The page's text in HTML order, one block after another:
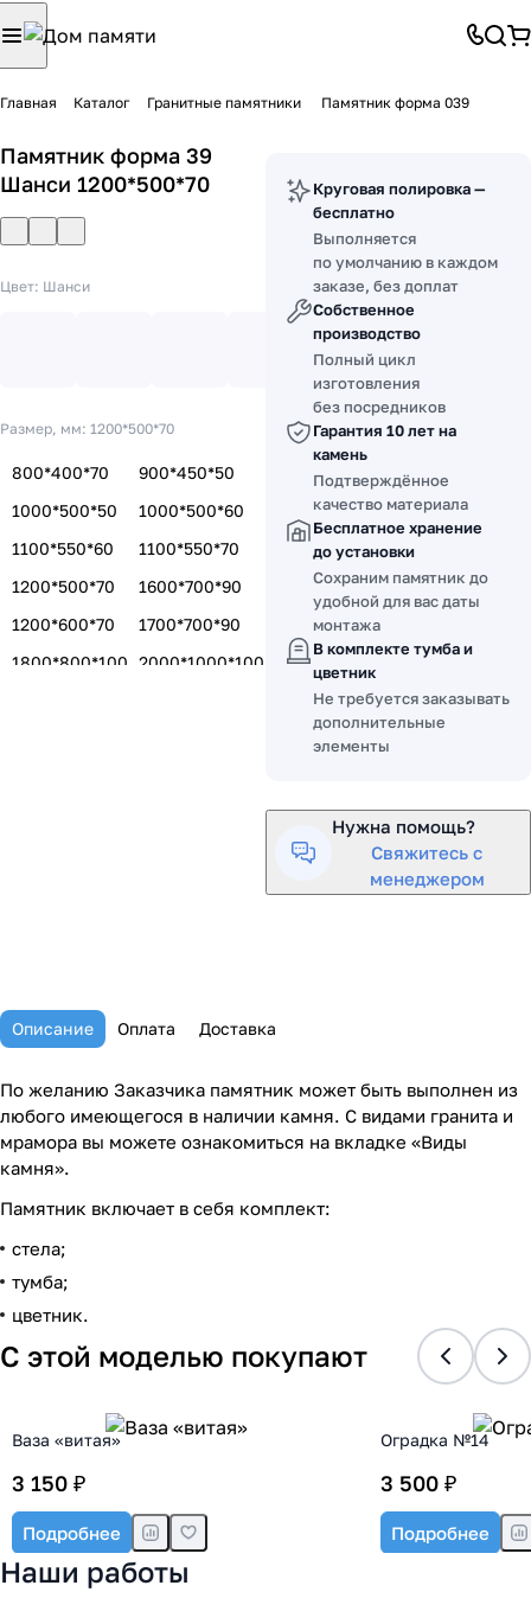
Главная Каталог Гранитные памятники Памятник форма 039
Памятник форма 39
Шанси 1200*500*70
Цвет: Шанси
Размер, мм: 1200*500*70
800*400*70
900*450*50
1000*500*50
1000*500*60
1100*550*60
1100*550*70
1200*500*70
1600*700*90
1200*600*70
1700*700*90
1800*800*100 2000*1000*100
Круговая полировка —
бесплатно
Выполняется
по умолчанию в каждом
заказе, без доплат
Собственное
производство
Полный цикл
изготовления
без посредников
Гарантия 10 лет на
камень
Подтверждённое
качество материала
Бесплатное хранение
до установки
Сохраним памятник до
удобной для вас даты
монтажа
В комплекте тумба и
цветник
Не требуется заказывать
дополнительные
элементы
Нужна помощь?
Свяжитесь с
менеджером
Описание Оплата Доставка
По желанию Заказчика памятник может быть выполнен из
любого имеющегося в наличии камня. С видами гранита и
мрамора вы можете ознакомиться на вкладке «Виды
камня».
Памятник включает в себя комплект:
стела;
тумба;
цветник.
С этой моделью покупают
Ваза «витая»
3 150 ₽
Подробнее
Оградка №14
3 500 ₽
Подробнее
Наши работы